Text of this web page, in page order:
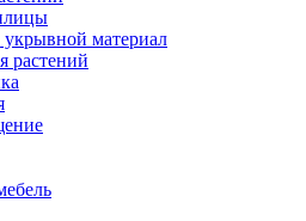
укрывной материал
растений